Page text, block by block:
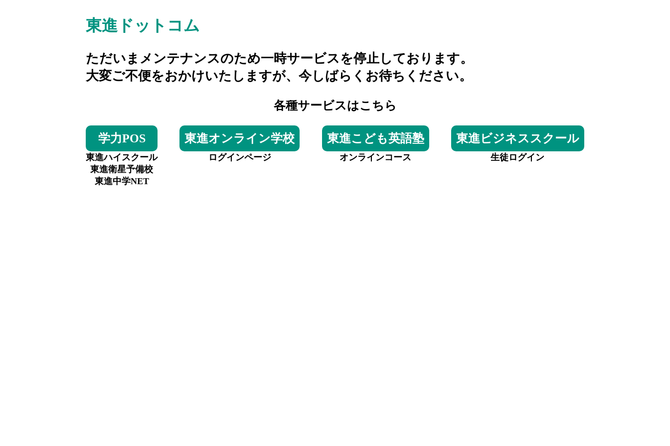
東進ドットコム
ただいまメンテナンスのため一時サービスを停止しております。
大変ご不便をおかけいたしますが、今しばらくお待ちください。
各種サービスはこちら
学力POS
東進ハイスクール
東進衛星予備校
東進中学NET
東進オンライン学校
ログインページ
東進こども英語塾
オンラインコース
東進ビジネススクール
生徒ログイン